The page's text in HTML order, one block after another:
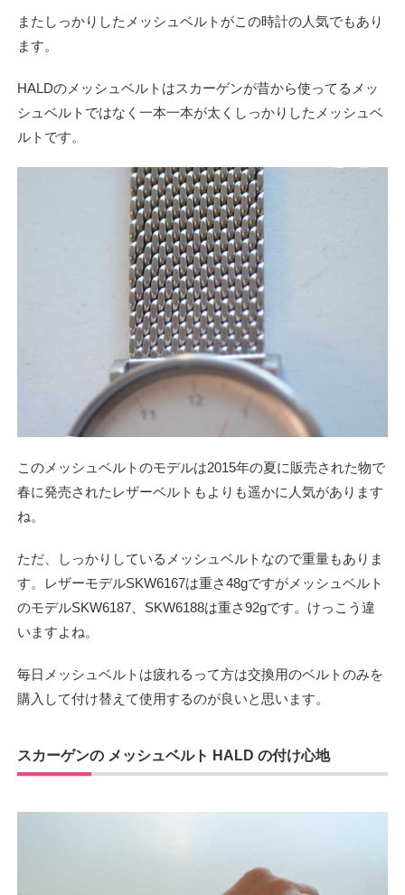
またしっかりしたメッシュベルトがこの時計の人気でもあり
ます。
HALDのメッシュベルトはスカーゲンが昔から使ってるメッ
シュベルトではなく一本一本が太くしっかりしたメッシュベ
ルトです。
このメッシュベルトのモデルは2015年の夏に販売された物で
春に発売されたレザーベルトもよりも遥かに人気があります
ね。
ただ、しっかりしているメッシュベルトなので重量もありま
す。レザーモデルSKW6167は重さ48gですがメッシュベルト
のモデルSKW6187、SKW6188は重さ92gです。けっこう違
いますよね。
毎日メッシュベルトは疲れるって方は交換用のベルトのみを
購入して付け替えて使用するのが良いと思います。
スカーゲンの メッシュベルト HALD の付け心地